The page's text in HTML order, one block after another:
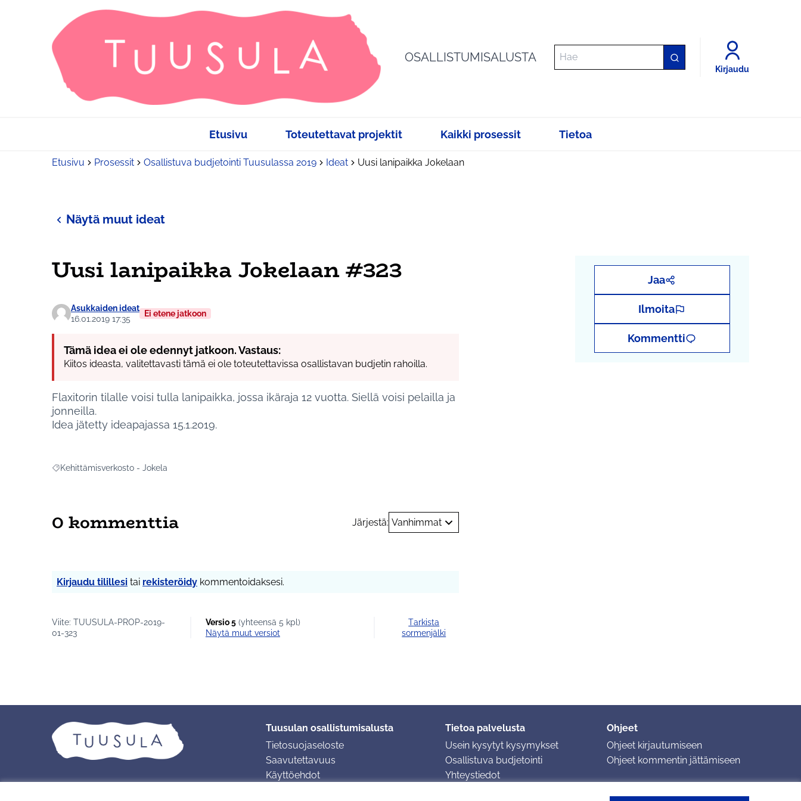
OSALLISTUMISALUSTA
Kirjaudu
Etusivu Toteutettavat projektit Kaikki prosessit Tietoa
Etusivu Prosessit Osallistuva budjetointi Tuusulassa 2019 Ideat Uusi lanipaikka Jokelaan
Näytä muut ideat
Uusi lanipaikka Jokelaan #323
Asukkaiden ideat
16.01.2019 17:35
Ei etene jatkoon
Tämä idea ei ole edennyt jatkoon. Vastaus:
Kiitos ideasta, valitettavasti tämä ei ole toteutettavissa osallistavan budjetin rahoilla.
Flaxitorin tilalle voisi tulla lanipaikka, jossa ikäraja 12 vuotta. Siellä voisi pelailla ja
jonneilla.
Idea jätetty ideapajassa 15.1.2019.
Rajaa tulokset aihepiirin mukaan: Kehittämisverkosto - Jokela
Kehittämisverkosto - Jokela
Jaa
Ilmoita
Kommentti
0 kommenttia Järjestä: Vanhimmat
Kirjaudu tilillesi tai rekisteröidy kommentoidaksesi.
Viite: TUUSULA-PROP-2019-
01-323
Versio 5(yhteensä 5 kpl)
näytä muut versiot
Tarkista
sormenjälki
Tuusulan osallistumisalusta
Tietosuojaseloste
Saavutettavuus
Käyttöehdot
Tietoa palvelusta
Usein kysytyt kysymykset
Osallistuva budjetointi
Yhteystiedot
Ohjeet
Ohjeet kirjautumiseen
Ohjeet kommentin jättämiseen